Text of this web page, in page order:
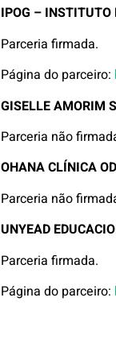
IPOG – INSTITUTO
Parceria firmada.
Página do parceiro:
GISELLE AMORIM
Parceria não
OHANA CLÍNICA
Parceria não
UNYEAD
Parceria firmada.
Página do parceiro: